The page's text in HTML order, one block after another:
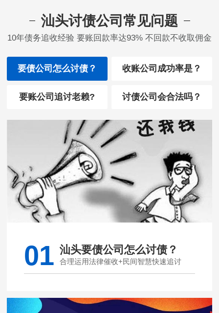
汕头讨债公司常见问题
10年债务追收经验 要账回款率达93% 不回款不收取佣金
要债公司怎么讨债？ 收账公司成功率是？
要账公司追讨老赖? 讨债公司会合法吗？
01 汕头要债公司怎么讨债？
合理运用法律催收+民间智慧快速追讨